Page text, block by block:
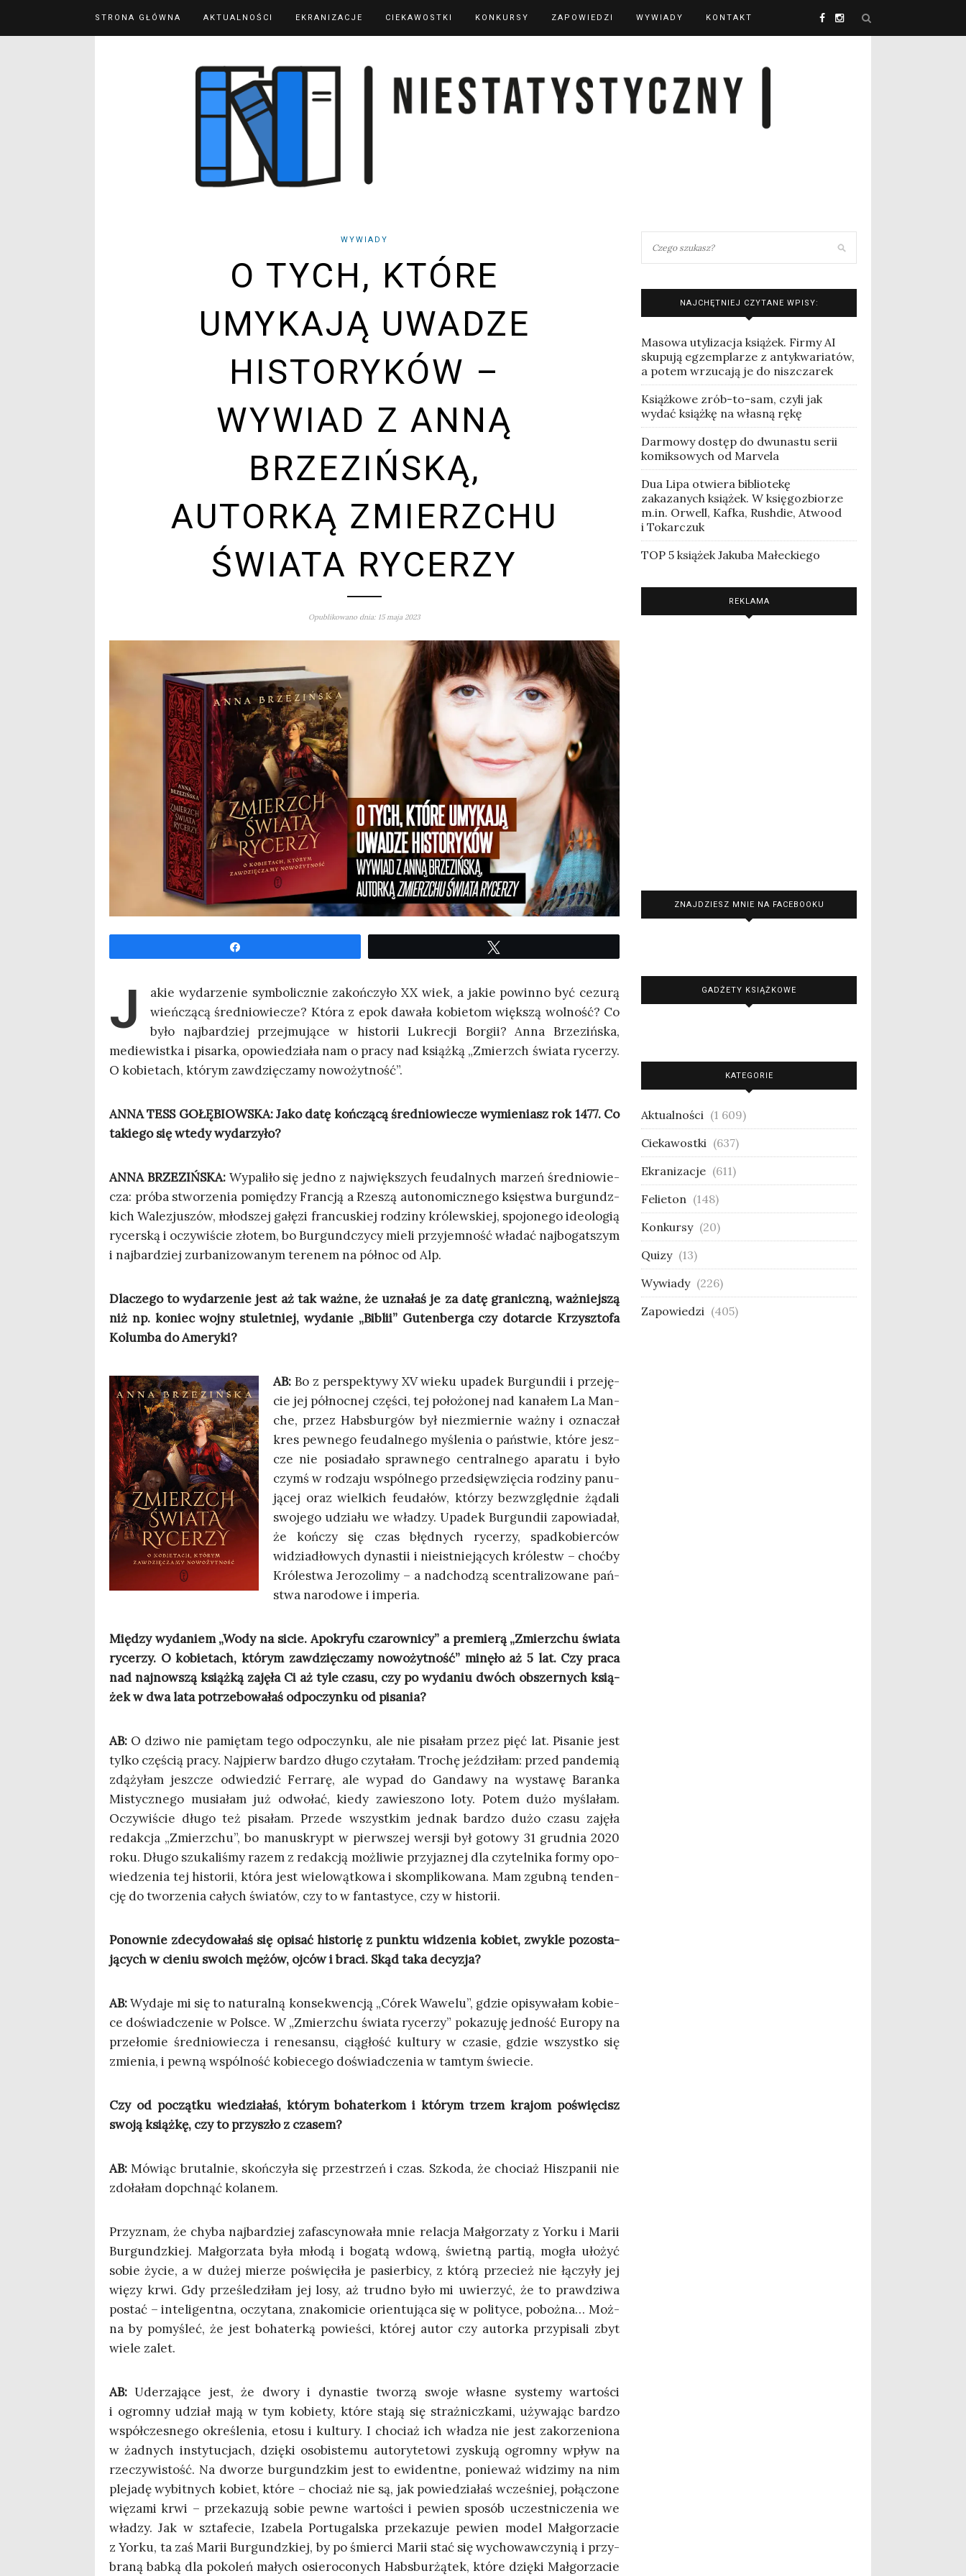
STRONA GŁÓWNA AKTUALNOŚCI EKRANIZACJE CIEKAWOSTKI KONKURSY ZAPOWIEDZI WYWIADY KONTAKT
WYWIADY
O TYCH, KTÓRE
UMYKAJĄ UWADZE
HISTORYKÓW –
WYWIAD Z ANNĄ
BRZEZIŃSKĄ,
AUTORKĄ ZMIERZCHU
ŚWIATA RYCERZY
Opublikowano dnia: 15 maja 2023
J
akie wyda­rze­nie sym­bo­licz­nie zakoń­czy­ło XX wiek, a jakie powin­no być cezu­rą
wień­czą­cą śre­dnio­wie­cze? Któ­ra z epok dawa­ła kobie­tom więk­szą wol­ność? Co
było naj­bar­dziej przej­mu­ją­ce w histo­rii Lukre­cji Bor­gii? Anna Brze­ziń­ska,
medie­wist­ka i pisar­ka, opo­wie­dzia­ła nam o pra­cy nad książ­ką „Zmierzch świa­ta ryce­rzy.
O kobie­tach, któ­rym zawdzię­cza­my nowożytność”.
ANNA TESS GOŁĘBIOWSKA: Jako datę koń­czą­cą śre­dnio­wie­cze wymie­niasz rok 1477. Co
takie­go się wte­dy wydarzyło?
ANNA BRZEZIŃSKA:Wypa­li­ło się jed­no z naj­więk­szych feu­dal­nych marzeń śre­dnio­wie­
cza: pró­ba stwo­rze­nia pomię­dzy Fran­cją a Rze­szą auto­no­micz­ne­go księ­stwa bur­gundz­
kich Wale­zju­szów, młod­szej gałę­zi fran­cu­skiej rodzi­ny kró­lew­skiej, spo­jo­ne­go ide­olo­gią
rycer­ską i oczy­wi­ście zło­tem, bo Bur­gund­czy­cy mie­li przy­jem­ność wła­dać naj­bo­gat­szym
i naj­bar­dziej zur­ba­ni­zo­wa­nym tere­nem na pół­noc od Alp.
Dla­cze­go to wyda­rze­nie jest aż tak waż­ne, że uzna­łaś je za datę gra­nicz­ną, waż­niej­szą
niż np. koniec woj­ny stu­let­niej, wyda­nie „Biblii” Guten­ber­ga czy dotar­cie Krzysz­to­fa
Kolum­ba do Ameryki?
AB: Bo z per­spek­ty­wy XV wie­ku upa­dek Bur­gun­dii i prze­ję­
cie jej pół­noc­nej czę­ści, tej poło­żo­nej nad kana­łem La Man­
che, przez Habs­bur­gów był nie­zmier­nie waż­ny i ozna­czał
kres pew­ne­go feu­dal­ne­go myśle­nia o pań­stwie, któ­re jesz­
cze nie posia­da­ło spraw­ne­go cen­tral­ne­go apa­ra­tu i było
czymś w rodza­ju wspól­ne­go przed­się­wzię­cia rodzi­ny panu­
ją­cej oraz wiel­kich feu­da­łów, któ­rzy bez­względ­nie żąda­li
swo­je­go udzia­łu we wła­dzy. Upa­dek Bur­gun­dii zapo­wia­dał,
że koń­czy się czas błęd­nych ryce­rzy, spad­ko­bier­ców
widzia­dło­wych dyna­stii i nie­ist­nie­ją­cych kró­lestw – choć­by
Kró­le­stwa Jero­zo­li­my – a nad­cho­dzą scen­tra­li­zo­wa­ne pań­
stwa naro­do­we i imperia.
Mię­dzy wyda­niem „Wody na sicie. Apo­kry­fu cza­row­ni­cy” a pre­mie­rą „Zmierz­chu świa­ta
ryce­rzy. O kobie­tach, któ­rym zawdzię­cza­my nowo­żyt­ność” minę­ło aż 5 lat. Czy pra­ca
nad naj­now­szą książ­ką zaję­ła Ci aż tyle cza­su, czy po wyda­niu dwóch obszer­nych ksią­
żek w dwa lata potrze­bo­wa­łaś odpo­czyn­ku od pisania?
AB: O dzi­wo nie pamię­tam tego odpo­czyn­ku, ale nie pisa­łam przez pięć lat. Pisa­nie jest
tyl­ko czę­ścią pra­cy. Naj­pierw bar­dzo dłu­go czy­ta­łam. Tro­chę jeź­dzi­łam: przed pan­de­mią
zdą­ży­łam jesz­cze odwie­dzić Fer­ra­rę, ale wypad do Gan­da­wy na wysta­wę Baran­ka
Mistycz­ne­go musia­łam już odwo­łać, kie­dy zawie­szo­no loty. Potem dużo myśla­łam.
Oczy­wi­ście dłu­go też pisa­łam. Przede wszyst­kim jed­nak bar­dzo dużo cza­su zaję­ła
redak­cja „Zmierz­chu”, bo manu­skrypt w pierw­szej wer­sji był goto­wy 31 grud­nia 2020
roku. Dłu­go szu­ka­li­śmy razem z redak­cją moż­li­wie przy­ja­znej dla czy­tel­ni­ka for­my opo­
wie­dze­nia tej histo­rii, któ­ra jest wie­lo­wąt­ko­wa i skom­pli­ko­wa­na. Mam zgub­ną ten­den­
cję do two­rze­nia całych świa­tów, czy to w fan­ta­sty­ce, czy w historii.
Ponow­nie zde­cy­do­wa­łaś się opi­sać histo­rię z punk­tu widze­nia kobiet, zwy­kle pozo­sta­
ją­cych w cie­niu swo­ich mężów, ojców i bra­ci. Skąd taka decyzja?
AB:Wyda­je mi się to natu­ral­ną kon­se­kwen­cją „Córek Wawe­lu”, gdzie opi­sy­wa­łam kobie­
ce doświad­cze­nie w Pol­sce. W „Zmierz­chu świa­ta ryce­rzy” poka­zu­ję jed­ność Euro­py na
prze­ło­mie śre­dnio­wie­cza i rene­san­su, cią­głość kul­tu­ry w cza­sie, gdzie wszyst­ko się
zmie­nia, i pew­ną wspól­ność kobie­ce­go doświad­cze­nia w tam­tym świecie.
Czy od począt­ku wie­dzia­łaś, któ­rym boha­ter­kom i któ­rym trzem kra­jom poświę­cisz
swo­ją książ­kę, czy to przy­szło z czasem?
AB: Mówiąc bru­tal­nie, skoń­czy­ła się prze­strzeń i czas. Szko­da, że cho­ciaż Hisz­pa­nii nie
zdo­ła­łam dopchnąć kolanem.
Przy­znam, że chy­ba naj­bar­dziej zafa­scy­no­wa­ła mnie rela­cja Mał­go­rza­ty z Yor­ku i Marii
Bur­gundz­kiej. Mał­go­rza­ta była mło­dą i boga­tą wdo­wą, świet­ną par­tią, mogła uło­żyć
sobie życie, a w dużej mie­rze poświę­ci­ła je pasier­bi­cy, z któ­rą prze­cież nie łączy­ły jej
wię­zy krwi. Gdy prze­śle­dzi­łam jej losy, aż trud­no było mi uwie­rzyć, że to praw­dzi­wa
postać – inte­li­gent­na, oczy­ta­na, zna­ko­mi­cie orien­tu­ją­ca się w poli­ty­ce, poboż­na… Moż­
na by pomy­śleć, że jest boha­ter­ką powie­ści, któ­rej autor czy autor­ka przy­pi­sa­li zbyt
wie­le zalet.
AB: Ude­rza­ją­ce jest, że dwo­ry i dyna­stie two­rzą swo­je wła­sne sys­te­my war­to­ści
i ogrom­ny udział mają w tym kobie­ty, któ­re sta­ją się straż­nicz­ka­mi, uży­wa­jąc bar­dzo
współ­cze­sne­go okre­śle­nia, eto­su i kul­tu­ry. I cho­ciaż ich wła­dza nie jest zako­rze­nio­na
w żad­nych insty­tu­cjach, dzię­ki oso­bi­ste­mu auto­ry­te­to­wi zysku­ją ogrom­ny wpływ na
rze­czy­wi­stość. Na dwo­rze bur­gundz­kim jest to ewi­dent­ne, ponie­waż widzi­my na nim
ple­ja­dę wybit­nych kobiet, któ­re – cho­ciaż nie są, jak powie­dzia­łaś wcze­śniej, połą­czo­ne
wię­za­mi krwi – prze­ka­zu­ją sobie pew­ne war­to­ści i pewien spo­sób uczest­ni­cze­nia we
wła­dzy. Jak w szta­fe­cie, Iza­be­la Por­tu­gal­ska prze­ka­zu­je pewien model Mał­go­rza­cie
z Yor­ku, ta zaś Marii Bur­gundz­kiej, by po śmier­ci Marii stać się wycho­waw­czy­nią i przy­
bra­ną bab­ką dla poko­leń małych osie­ro­co­nych Habs­bur­żą­tek, któ­re dzię­ki Mał­go­rza­cie
NAJCHĘTNIEJ CZYTANE WPISY:
Masowa utylizacja książek. Firmy AI
skupują egzemplarze z antykwariatów,
a potem wrzucają je do niszczarek
Książkowe zrób-to-sam, czyli jak
wydać książkę na własną rękę
Darmowy dostęp do dwunastu serii
komiksowych od Marvela
Dua Lipa otwiera bibliotekę
zakazanych książek. W księgozbiorze
m.in. Orwell, Kafka, Rushdie, Atwood
i Tokarczuk
TOP 5 książek Jakuba Małeckiego
REKLAMA
ZNAJDZIESZ MNIE NA FACEBOOKU
GADŻETY KSIĄŻKOWE
KATEGORIE
Aktualności (1 609)
Ciekawostki (637)
Ekranizacje (611)
Felieton (148)
Konkursy (20)
Quizy (13)
Wywiady (226)
Zapowiedzi (405)